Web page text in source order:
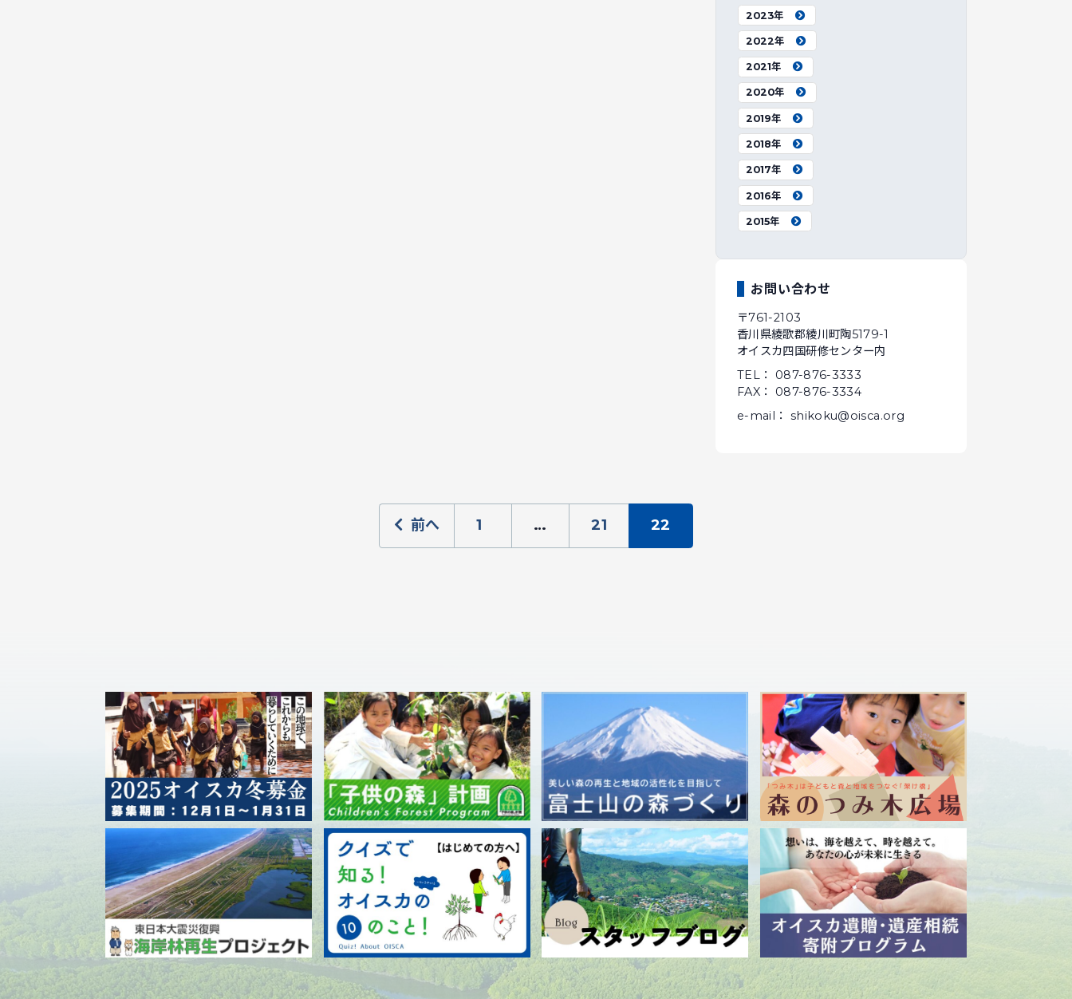
2023年
2022年
2021年
2020年
2019年
2018年
2017年
2016年
2015年
お問い合わせ
〒761-2103
香川県綾歌郡綾川町陶5179-1
オイスカ四国研修センター内
TEL： 087-876-3333
FAX： 087-876-3334
e-mail： shikoku@oisca.org
前へ 1 … 21 22